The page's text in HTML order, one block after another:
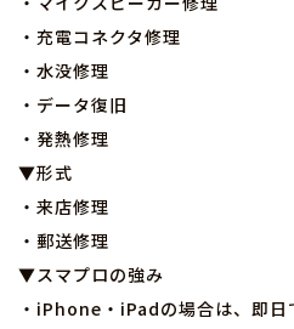
・充電コネクタ修理
・水没修理
・データ復旧
・発熱修理
▼形式
・来店修理
・郵送修理
▼スマプロの強み
・iPhone・iPadの場合は、即日